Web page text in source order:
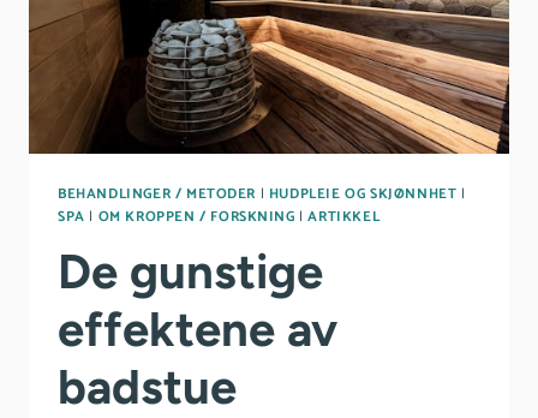
BEHANDLINGER / METODER | HUDPLEIE OG SKJØNNHET |
SPA | OM KROPPEN / FORSKNING |ARTIKKEL
De gunstige
effektene av
badstue